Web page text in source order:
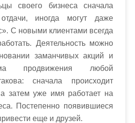
своего бизнеса сначала
иногда могут даже
С новыми клиентами всегда
Деятельность можно
заманчивых акций и
продвижения любой
сначала происходит
затем уже имя работает на
Постепенно появившиеся
еще и друзей.